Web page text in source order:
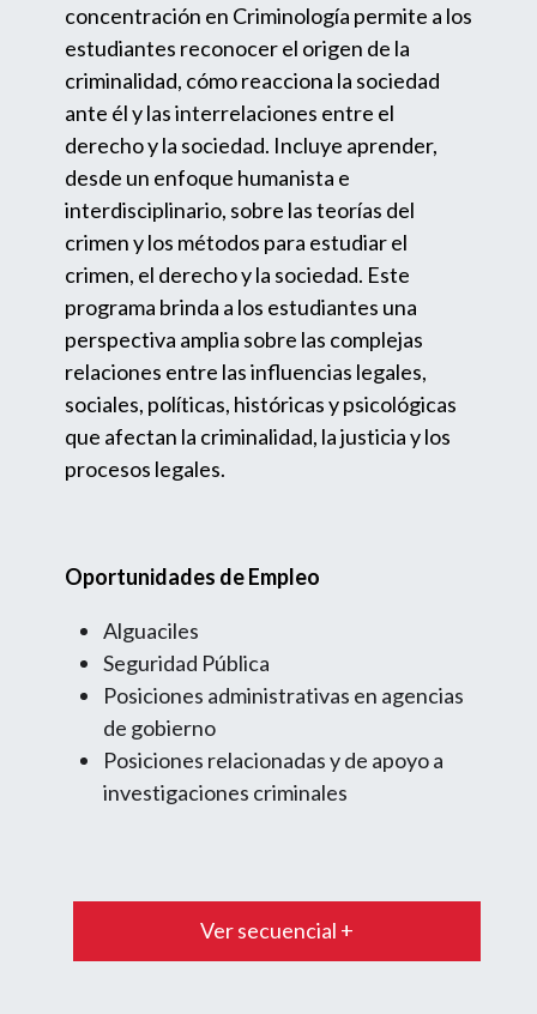
concentración en Criminología permite a los
estudiantes reconocer el origen de la
criminalidad, cómo reacciona la sociedad
ante él y las interrelaciones entre el
derecho y la sociedad. Incluye aprender,
desde un enfoque humanista e
interdisciplinario, sobre las teorías del
crimen y los métodos para estudiar el
crimen, el derecho y la sociedad. Este
programa brinda a los estudiantes una
perspectiva amplia sobre las complejas
relaciones entre las influencias legales,
sociales, políticas, históricas y psicológicas
que afectan la criminalidad, la justicia y los
procesos legales.
Oportunidades de Empleo
Alguaciles
Seguridad Pública
Posiciones administrativas en agencias
de gobierno
Posiciones relacionadas y de apoyo a
investigaciones criminales
Ver secuencial +